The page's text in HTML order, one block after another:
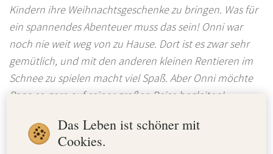
Kindern ihre Weihnachtsgeschenke zu bringen. Was für
ein spannendes Abenteuer muss das sein! Onni war
noch nie weit weg von zu Hause. Dort ist es zwar sehr
gemütlich, und mit den anderen kleinen Rentieren im
Schnee zu spielen macht viel Spaß. Aber Onni möchte
Papa so gern auf seiner großen Reise begleiten!
Papa und Mama sagen, er ist noch zu klein und soll
noch ein paar Jahre Geduld haben. Ein paar Jahre! So
Das Leben ist schöner mit
Cookies.